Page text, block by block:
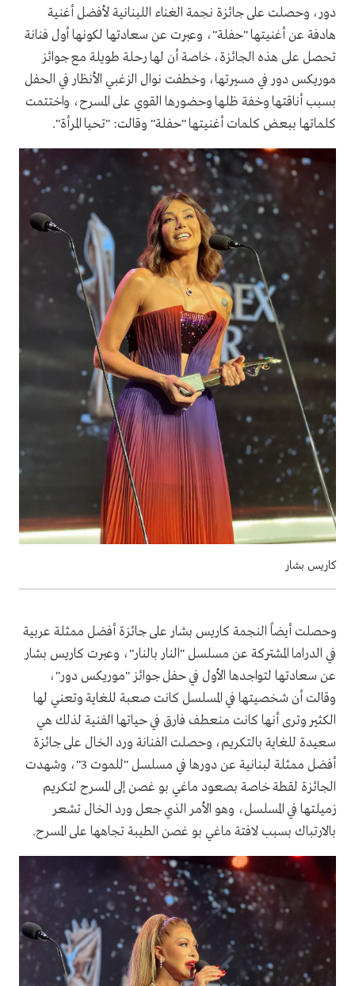
دور، وحصلت على جائزة نجمة الغناء اللبنانية لأفضل أغنية
هادفة عن أغنيتها "حفلة"، وعبرت عن سعادتها لكونها أول فنانة
تحصل على هذه الجائزة، خاصة أن لها رحلة طويلة مع جوائز
موريكس دور في مسيرتها، وخطفت نوال الزغبي الأنظار في الحفل
بسبب أناقتها وخفة ظلها وحضورها القوي على المسرح، واختتمت
كلماتها ببعض كلمات أغنيتها "حفلة" وقالت: "تحيا المرأة".
كاريس بشار
وحصلت أيضاً النجمة كاريس بشار على جائزة ‎أفضل ممثلة عربية
في الدراما المشتركة عن مسلسل "النار بالنار"، وعبرت كاريس بشار
عن سعادتها لتواجدها الأول في حفل جوائز "موريكس دور"،
وقالت أن شخصيتها في المسلسل كانت صعبة للغاية وتعني لها
الكثير وترى أنها كانت منعطف فارق في حياتها الفنية لذلك هي
سعيدة للغاية بالتكريم، وحصلت الفنانة ورد الخال على جائزة
أفضل ممثلة لبنانية عن دورها في مسلسل "للموت 3"، وشهدت
الجائزة لقطة خاصة بصعود ماغي بو غصن إلى المسرح لتكريم
زميلتها في المسلسل، وهو الأمر الذي جعل ورد الخال تشعر
بالارتباك بسبب لافتة ماغي بو غصن الطيبة تجاهها على المسرح.